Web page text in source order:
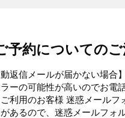
予約についてのご
動返信メールが届かない場
ーの可能性が高いのでお電
利用のお客様 迷惑メールフ
あるので、迷惑メールフォ